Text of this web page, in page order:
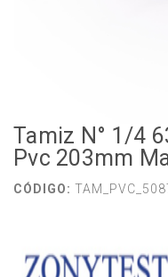
Tamiz N° 1/4
Pvc 203mm
CÓDIGO: